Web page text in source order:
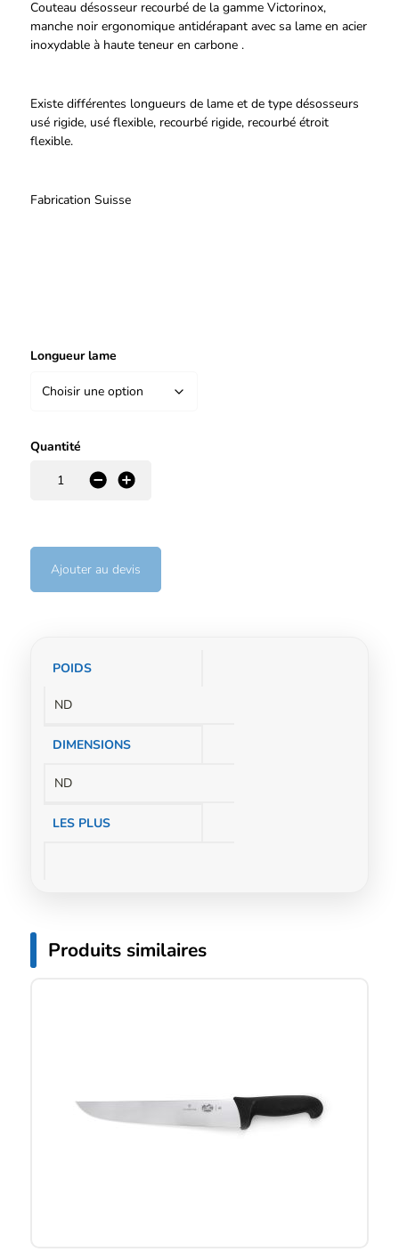
Couteau désosseur recourbé de la gamme Victorinox,
manche noir ergonomique antidérapant avec sa lame en acier
inoxydable à haute teneur en carbone .
Existe différentes longueurs de lame et de type désosseurs
usé rigide, usé flexible, recourbé rigide, recourbé étroit
flexible.
Fabrication Suisse
Longueur lame
Quantité
+
-
Ajouter au devis
Informations
POIDS
ND
DIMENSIONS
ND
LES PLUS
Produits similaires